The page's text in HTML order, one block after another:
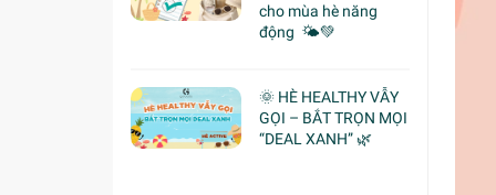
cho mùa hè năng
động 🌤️💚
🌞 HÈ HEALTHY VẪY
GỌI – BẮT TRỌN MỌI
“DEAL XANH” 🌿